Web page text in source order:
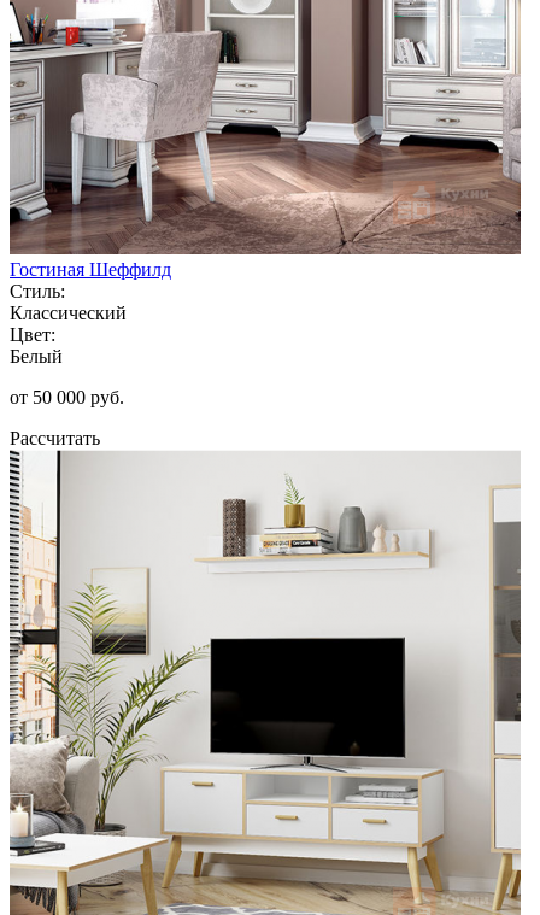
Гостиная Шеффилд
Стиль:
Классический
Цвет:
Белый
от 50 000 руб.
Рассчитать